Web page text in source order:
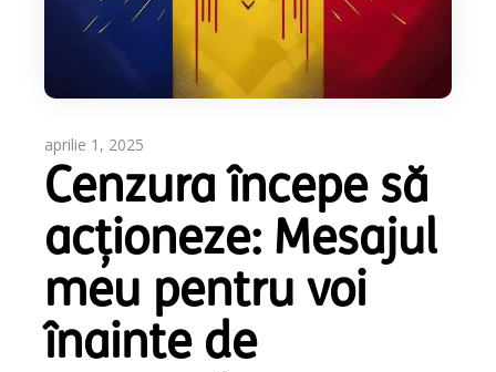
aprilie 1, 2025
Cenzura începe să
acționeze: Mesajul
meu pentru voi
înainte de